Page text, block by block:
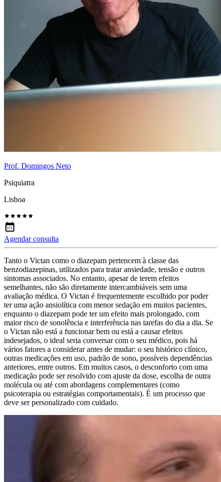
Prof. Domingos Neto
Psiquiatra
Lisboa
Agendar consulta
Tanto o Victan como o diazepam pertencem à classe das
benzodiazepinas, utilizados para tratar ansiedade, tensão e outros
sintomas associados. No entanto, apesar de terem efeitos
semelhantes, não são diretamente intercambiáveis sem uma
avaliação médica. O Victan é frequentemente escolhido por poder
ter uma ação ansiolítica com menor sedação em muitos pacientes,
enquanto o diazepam pode ter um efeito mais prolongado, com
maior risco de sonolência e interferência nas tarefas do dia a dia. Se
o Victan não está a funcionar bem ou está a causar efeitos
indesejados, o ideal seria conversar com o seu médico, pois há
vários fatores a considerar antes de mudar: o seu histórico clínico,
outras medicações em uso, padrão de sono, possíveis dependências
anteriores, entre outros. Em muitos casos, o desconforto com uma
medicação pode ser resolvido com ajuste da dose, escolha de outra
molécula ou até com abordagens complementares (como
psicoterapia ou estratégias comportamentais). É um processo que
deve ser personalizado com cuidado.